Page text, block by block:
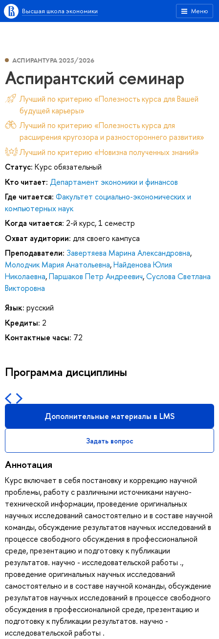
Меню
Высшая школа экономики
АСПИРАНТУРА 2025/2026
Аспирантский семинар
Лучший по критерию «Полезность курса для Вашей
будущей карьеры»
Лучший по критерию «Полезность курса для
расширения кругозора и разностороннего развития»
Лучший по критерию «Новизна полученных знаний»
Статус: Курс обязательный
Кто читает: Департамент экономики и финансов
Где читается: Факультет социально-экономических и
компьютерных наук
Когда читается: 2-й курс, 1 семестр
Охват аудитории: для своего кампуса
Преподаватели: Завертяева Марина Александровна,
Молодчик Мария Анатольевна,Найденова Юлия
Николаевна,Паршаков Петр Андреевич,Суслова Светлана
Викторовна
Язык: русский
Кредиты: 2
Контактные часы: 72
Программа дисциплины
Дополнительные материалы в LMS
Задать вопрос
Аннотация
Курс включает в себя постановку и коррекцию научной
проблемы, работу с различными источниками научно-
технической информации, проведение оригинальных
научных исследований самостоятельно и в составе научной
команды, обсуждение результатов научных исследований в
процессе свободного обсуждения в профессиональной
среде, презентацию и подготовку к публикации
результатов. научно - исследовательской работы .,
проведение оригинальных научных исследований
самостоятельно и в составе научной команды, обсуждение
результатов научных исследований в процессе свободного
обсуждения в профессиональной среде, презентацию и
подготовку к публикации результатов. научно -
исследовательской работы .